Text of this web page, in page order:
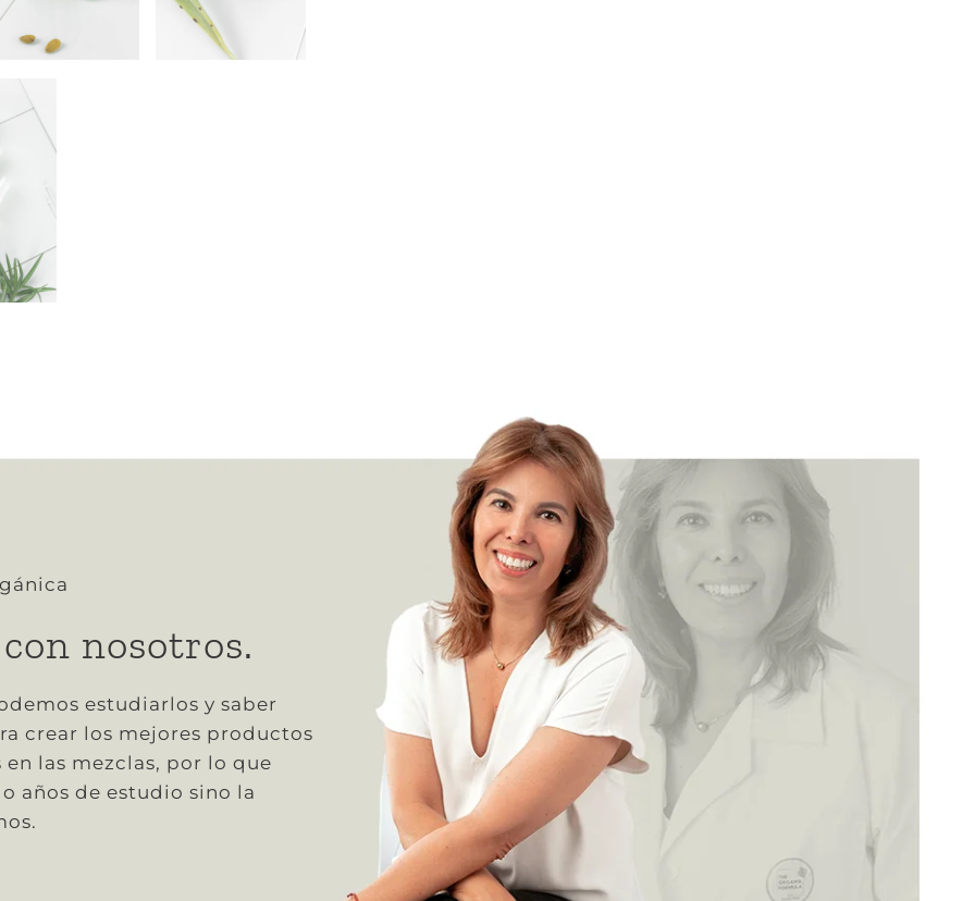
nosotros.
estudiarlos y saber
crear los mejores productos
las mezclas, por lo que
años de estudio sino la